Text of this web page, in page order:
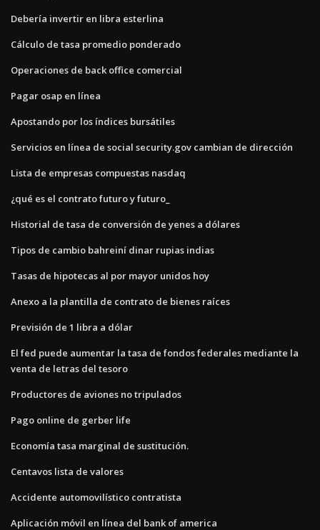
Debería invertir en libra esterlina
Cálculo de tasa promedio ponderado
Operaciones de back office comercial
Pagar osap en línea
Apostando por los índices bursátiles
Servicios en línea de social security.gov cambian de dirección
Lista de empresas compuestas nasdaq
¿qué es el contrato futuro y futuro_
Historial de tasa de conversión de yenes a dólares
Tipos de cambio bahreiní dinar rupias indias
Tasas de hipotecas al por mayor unidos hoy
Anexo a la plantilla de contrato de bienes raíces
Previsión de 1 libra a dólar
El fed puede aumentar la tasa de fondos federales mediante la
venta de letras del tesoro
Productores de aviones no tripulados
Pago online de gerber life
Economía tasa marginal de sustitución.
Centavos lista de valores
Accidente automovilístico contratista
Aplicación móvil en línea del bank of america